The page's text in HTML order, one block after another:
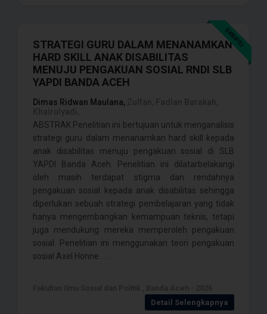
SKRIPSI
STRATEGI GURU DALAM MENANAMKAN
HARD SKILL ANAK DISABILITAS
MENUJU PENGAKUAN SOSIAL RNDI SLB
YAPDI BANDA ACEH
Dimas Ridwan Maulana,
ABSTRAK Penelitian ini bertujuan untuk menganalisis
strategi guru dalam menanamkan hard skill kepada
anak disabilitas menuju pengakuan sosial di SLB
YAPDI Banda Aceh. Penelitian ini dilatarbelakangi
oleh masih terdapat stigma dan rendahnya
pengakuan sosial kepada anak disabilitas sehingga
diperlukan sebuah strategi pembelajaran yang tidak
hanya mengembangkan kemampuan teknis, tetapi
juga mendukung mereka memperoleh pengakuan
sosial. Penelitian ini menggunakan teori pengakuan
sosial Axel Honne . . . .
Detail Selengkapnya